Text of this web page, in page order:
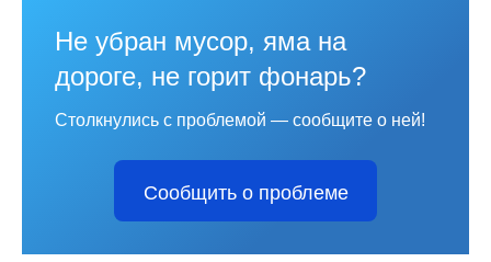
Не убран мусор, яма на
дороге, не горит фонарь?
Столкнулись с проблемой — сообщите о ней!
Сообщить о проблеме